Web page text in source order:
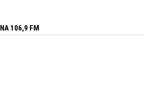
106,9 FM